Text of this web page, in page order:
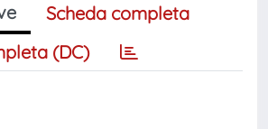
Scheda completa
(DC)